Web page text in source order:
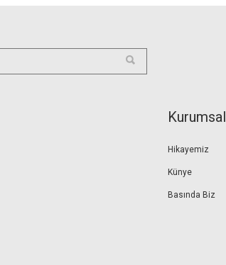
Kurumsal
Hikayemiz
Künye
Basında Biz